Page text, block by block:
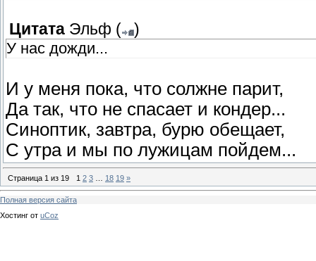
Цитата Эльф (
)
У нас дожди...
И у меня пока, что солжне парит,
Да так, что не спасает и кондер...
Синоптик, завтра, бурю обещает,
С утра и мы по лужицам пойдем...
Страница 1 из 19 1 2 3 18 19 »
Полная версия сайта
Хостинг от uCoz